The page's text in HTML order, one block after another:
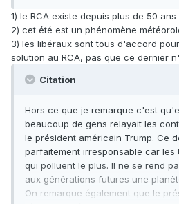
1) le RCA existe depuis plus de 50 ans
2) cet été est un phénomène
3) les libéraux sont tous d'accord
solution au RCA, pas que ce dernier
Citation
Hors ce que je remarque c'est
beaucoup de gens relayait les
le président américain Trump. Ce
parfaitement irresponsable car les
qui polluent le plus. Il ne se rend
aux générations futures une
On remarque également que le